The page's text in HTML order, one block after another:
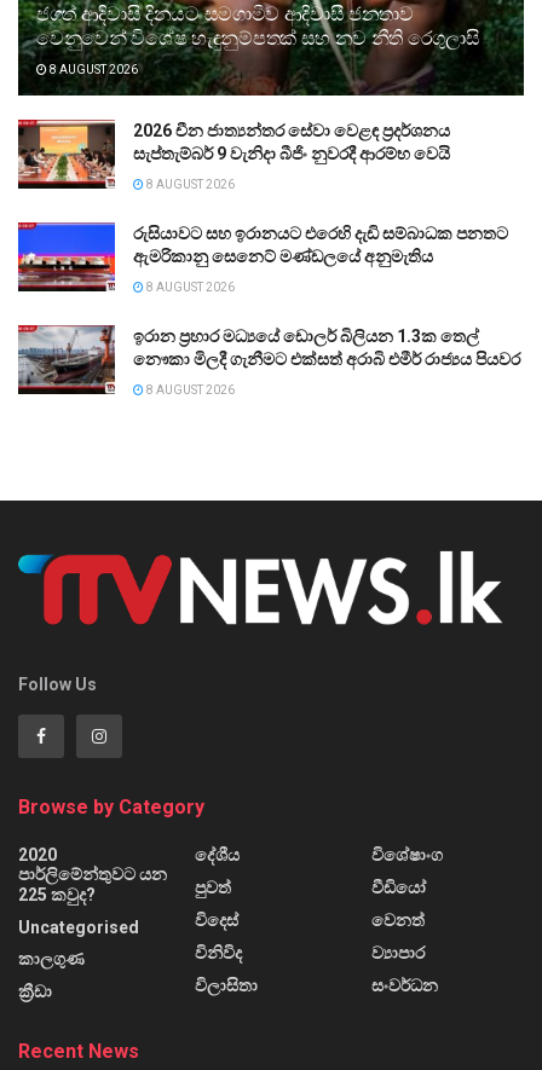
ජගත් ආදිවාසි දිනයට සමගාමීව ආදිවාසී ජනතාව
වෙනුවෙන් විශේෂ හැඳුනුම්පතක් සහ නව නීති රෙගුලාසි
8 AUGUST 2026
2026 චීන ජාත්‍යන්තර සේවා වෙළඳ ප්‍රදර්ශනය
සැප්තැම්බර් 9 වැනිදා බීජිං නුවරදී ආරම්භ වෙයි
8 AUGUST 2026
රුසියාවට සහ ඉරානයට එරෙහි දැඩි සම්බාධක පනතට
ඇමරිකානු සෙනෙට් මණ්ඩලයේ අනුමැතිය
8 AUGUST 2026
ඉරාන ප්‍රහාර මධ්‍යයේ ඩොලර් බිලියන 1.3ක තෙල්
නෞකා මිලදී ගැනීමට එක්සත් අරාබි එමීර් රාජ්‍යය පියවර
8 AUGUST 2026
Follow Us
Browse by Category
2020
පාර්ලිමේන්තුවට යන
225 කවුද?
Uncategorised
කාලගුණ
ක්‍රීඩා
දේශීය
පුවත්
විදෙස්
විනිවිද
විලාසිතා
විශේෂාංග
වීඩියෝ
වෙනත්
ව්‍යාපාර
සංවර්ධන
Recent News